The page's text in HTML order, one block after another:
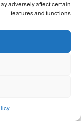
adversely affect certain
features and functions.
مال و أعمال